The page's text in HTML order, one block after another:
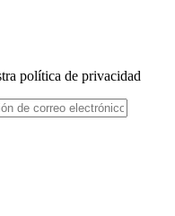
política de privacidad